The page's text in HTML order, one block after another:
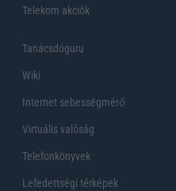
Telekom akciók
Tanácsdóguru
Wiki
Internet sebességmérő
Virtuális valóság
Telefonkönyvek
Lefedettségi térképek